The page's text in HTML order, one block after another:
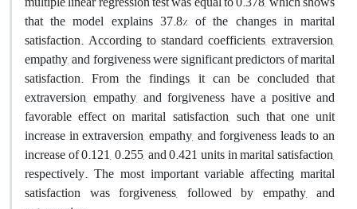
that the model explains 37.8% of the changes in marital
satisfaction. According to standard coefficients, extraversion,
empathy, and forgiveness were significant predictors of marital
satisfaction. From the findings, it can be concluded that
extraversion, empathy, and forgiveness have a positive and
favorable effect on marital satisfaction, such that one unit
increase in extraversion, empathy, and forgiveness leads to an
increase of 0.121, 0.255, and 0.421 units in marital satisfaction,
respectively. The most important variable affecting marital
satisfaction was forgiveness, followed by empathy, and